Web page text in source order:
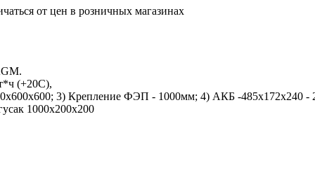
от цен в розничных магазинах
(+20С),
3) Крепление ФЭП - 1000мм; 4) АКБ -485x172x240 -
1000х200х200